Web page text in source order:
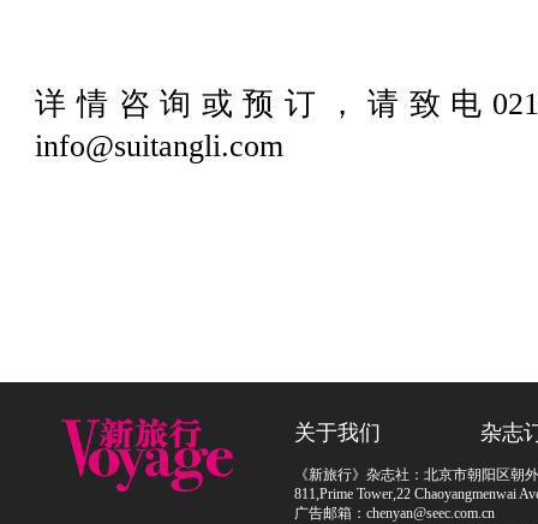
详情咨询或预订，请致电
info@suitangli.com
关于我们 杂志
《新旅行》杂志社：北京市朝阳区朝
811,Prime Tower,22 Chaoyangmenwai
广告邮箱：chenyan@seec.com.cn